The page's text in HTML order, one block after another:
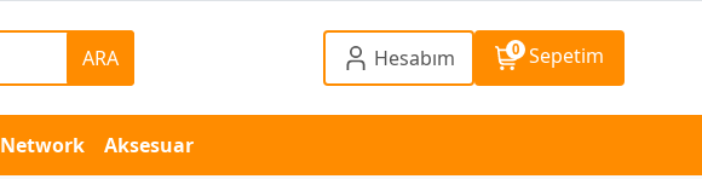
ARA Hesabım 0 Sepetim
Network Aksesuar